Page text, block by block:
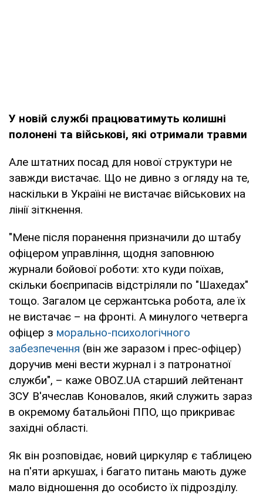
У новій службі працюватимуть колишні
полонені та військові, які отримали травми
Але штатних посад для нової структури не
завжди вистачає. Що не дивно з огляду на те,
наскільки в Україні не вистачає військових на
лінії зіткнення.
"Мене після поранення призначили до штабу
офіцером управління, щодня заповнюю
журнали бойової роботи: хто куди поїхав,
скільки боєприпасів відстріляли по "Шахедах"
тощо. Загалом це сержантська робота, але їх
не вистачає – на фронті. А минулого четверга
офіцер з морально-психологічного
забезпечення (він же заразом і прес-офіцер)
доручив мені вести журнал і з патронатної
служби", – каже OBOZ.UA старший лейтенант
ЗСУ В'ячеслав Коновалов, який служить зараз
в окремому батальйоні ППО, що прикриває
західні області.
Як він розповідає, новий циркуляр є таблицею
на п'яти аркушах, і багато питань мають дуже
мало відношення до особисто їх підрозділу.